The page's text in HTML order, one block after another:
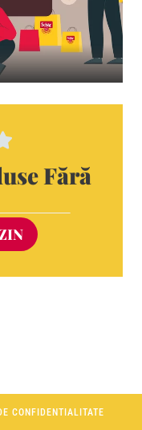
Fără
CONFIDENTIALITATE